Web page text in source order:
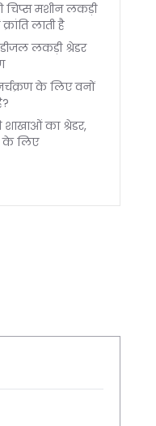
चिप्स मशीन लकड़ी
लाती है
लकड़ी श्रेडर
के लिए वनों
का श्रेडर,
के लिए